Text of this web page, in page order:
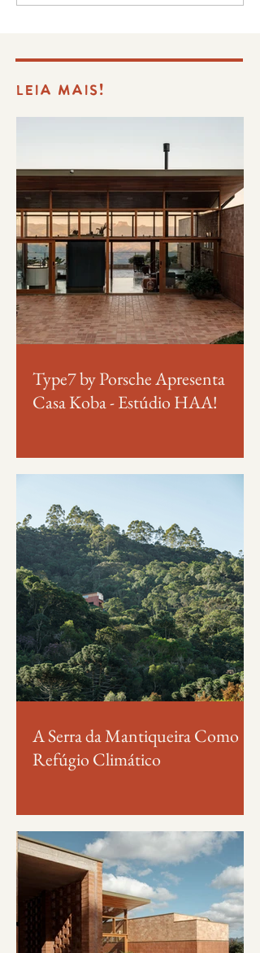
LEIA MAIS!
Type7 by Porsche Apresenta
Casa Koba - Estúdio HAA!
A Serra da Mantiqueira Como
Refúgio Climático